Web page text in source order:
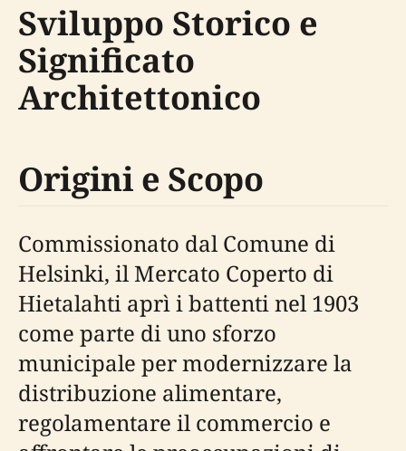
Sviluppo Storico e
Significato
Architettonico
Origini e Scopo
Commissionato dal Comune di
Helsinki, il Mercato Coperto di
Hietalahti aprì i battenti nel 1903
come parte di uno sforzo
municipale per modernizzare la
distribuzione alimentare,
regolamentare il commercio e